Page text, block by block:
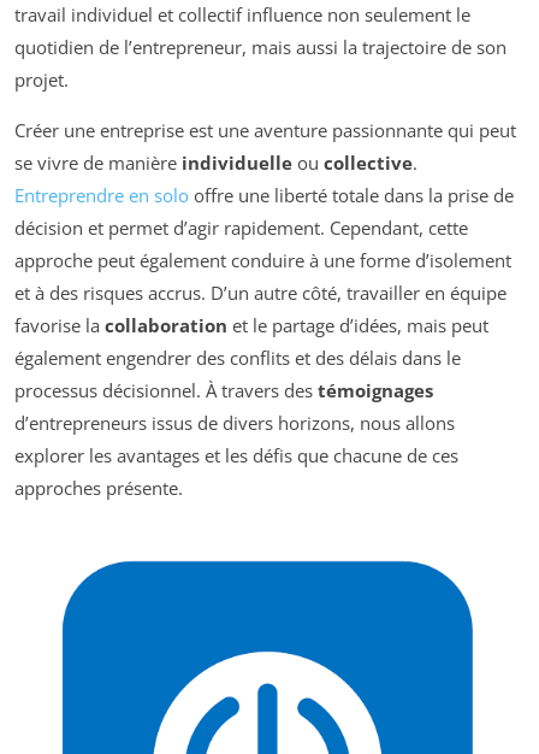
travail individuel et collectif influence non seulement le
quotidien de l’entrepreneur, mais aussi la trajectoire de son
projet.
Créer une entreprise est une aventure passionnante qui peut
se vivre de manière individuelle ou collective.
Entreprendre en solo offre une liberté totale dans la prise de
décision et permet d’agir rapidement. Cependant, cette
approche peut également conduire à une forme d’isolement
et à des risques accrus. D’un autre côté, travailler en équipe
favorise la collaboration et le partage d’idées, mais peut
également engendrer des conflits et des délais dans le
processus décisionnel. À travers des témoignages
d’entrepreneurs issus de divers horizons, nous allons
explorer les avantages et les défis que chacune de ces
approches présente.